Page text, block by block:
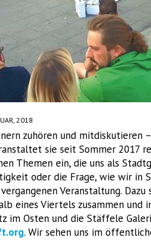
2018
zuhören und mitdiskutieren –
sie seit Sommer 2017
Themen ein, die uns als
oder die Frage, wie wir in
Veranstaltung.
eines Viertels zusammen
im Osten und die Stäffele
. Wir sehen uns im